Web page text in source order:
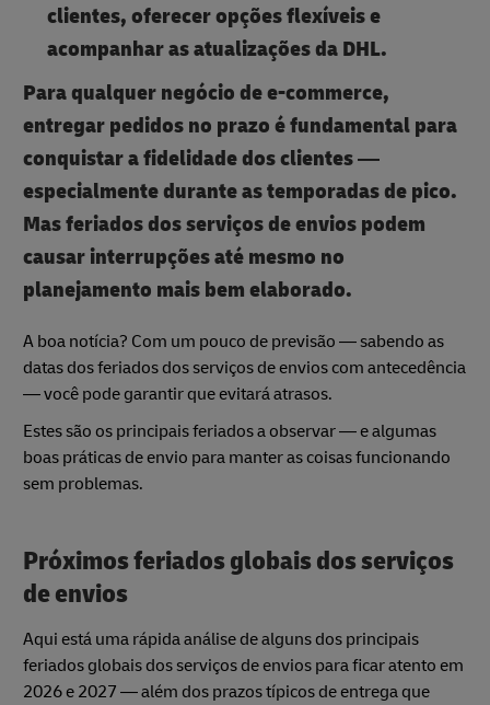
clientes, oferecer opções flexíveis e
acompanhar as atualizações da DHL.
Para qualquer negócio de e-commerce,
entregar pedidos no prazo é fundamental para
conquistar a fidelidade dos clientes —
especialmente durante as temporadas de pico.
Mas feriados dos serviços de envios podem
causar interrupções até mesmo no
planejamento mais bem elaborado.
A boa notícia? Com um pouco de previsão — sabendo as
datas dos feriados dos serviços de envios com antecedência
— você pode garantir que evitará atrasos.
Estes são os principais feriados a observar — e algumas
boas práticas de envio para manter as coisas funcionando
sem problemas.
Próximos feriados globais dos serviços
de envios
Aqui está uma rápida análise de alguns dos principais
feriados globais dos serviços de envios para ficar atento em
2026 e 2027 — além dos prazos típicos de entrega que